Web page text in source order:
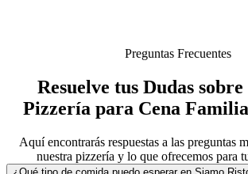
Preguntas Frecuentes
Resuelve tus Dudas
Pizzería para Cena
Aquí encontrarás respuestas a las preguntas
nuestra pizzería y lo que ofrecemos para